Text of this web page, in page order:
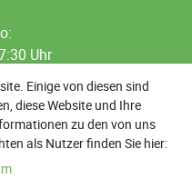
Uhr
Uhr
Uhr
13:00 Uhr
Einige von diesen sind
diese Website und Ihre
zu den von uns
als Nutzer finden Sie hier: